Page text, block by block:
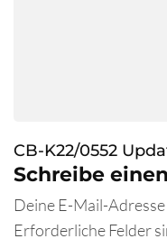
CB-K22/0552
Schreibe
Deine E-Mail-
Erforderliche Felder